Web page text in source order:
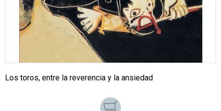
Los toros, entre la reverencia y la ansiedad